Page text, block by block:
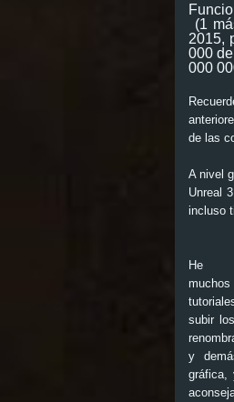
(1
2015,
000
000
de las
A nivel
Unreal
incluso
subir
y
gráfica,